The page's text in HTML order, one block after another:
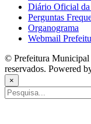
Diário Oficial
Perguntas
Organograma
Webmail
© Prefeitura Municipal
reservados. Powered
×